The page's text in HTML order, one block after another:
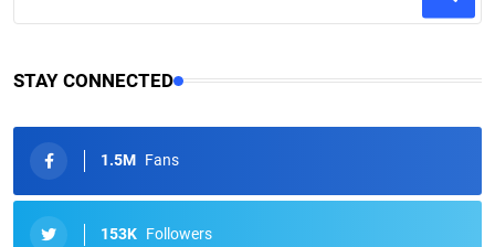
STAY CONNECTED
1.5M Fans
153K Followers